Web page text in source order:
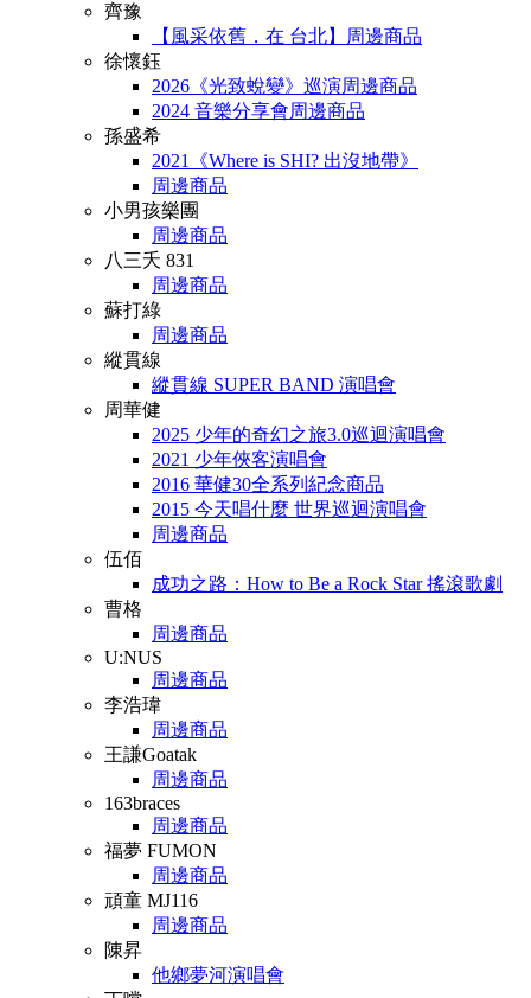
齊豫
【風采依舊．在 台北】周邊商品
徐懷鈺
2026《光致蛻變》巡演周邊商品
2024 音樂分享會周邊商品
孫盛希
2021《Where is SHI? 出沒地帶》
周邊商品
小男孩樂團
周邊商品
八三夭 831
周邊商品
蘇打綠
周邊商品
縱貫線
縱貫線 SUPER BAND 演唱會
周華健
2025 少年的奇幻之旅3.0巡迴演唱會
2021 少年俠客演唱會
2016 華健30全系列紀念商品
2015 今天唱什麼 世界巡迴演唱會
周邊商品
伍佰
成功之路：How to Be a Rock Star 搖滾歌劇
曹格
周邊商品
U:NUS
周邊商品
李浩瑋
周邊商品
王謙Goatak
周邊商品
163braces
周邊商品
福夢 FUMON
周邊商品
頑童 MJ116
周邊商品
陳昇
他鄉夢河演唱會